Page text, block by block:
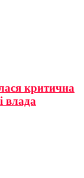
критична
влада